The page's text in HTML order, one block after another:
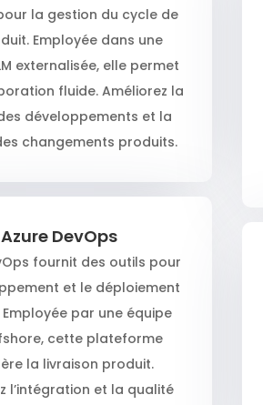
la gestion du cycle de
Employée dans une
externalisée, elle permet
fluide. Améliorez la
développements et la
changements produits.
Azure DevOps
fournit des outils pour
et le déploiement
par une équipe
cette plateforme
la livraison produit.
l’intégration et la qualité